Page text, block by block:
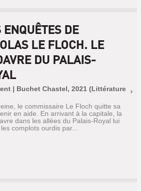
ENQUÊTES DE
LE FLOCH. LE
DU PALAIS-
| Buchet Chastel, 2021 (Littérature
le commissaire Le Floch quitte sa
en aide. En arrivant à la capitale, la
dans les allées du Palais-Royal lui
complots ourdis par...